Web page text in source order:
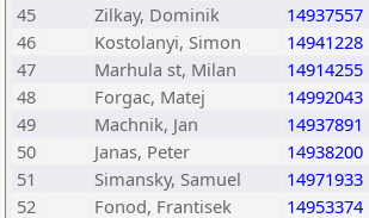
45
Zilkay, Dominik 14937557
46
Kostolanyi, Simon 14941228
47
Marhula st, Milan 14914255
48
Forgac, Matej 14992043
49
Machnik, Jan 14937891
50
Janas, Peter 14938200
51
Simansky, Samuel 14971933
52
Fonod, Frantisek 14953374